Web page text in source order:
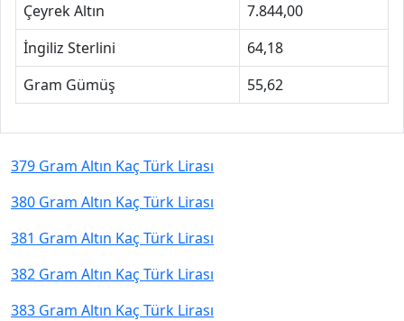
Çeyrek Altın
7.844,00
İngiliz Sterlini
64,18
Gram Gümüş
55,62
379 Gram Altın Kaç Türk Lirası
380 Gram Altın Kaç Türk Lirası
381 Gram Altın Kaç Türk Lirası
382 Gram Altın Kaç Türk Lirası
383 Gram Altın Kaç Türk Lirası